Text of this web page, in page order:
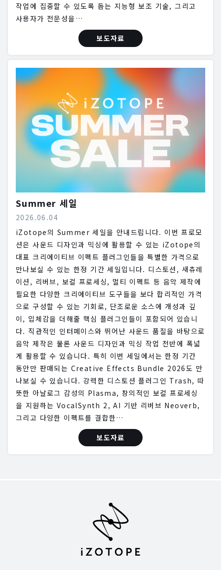
작업에 집중할 수 있도록 돕는 지능형 보조 기술, 그리고
사용자가 전문성을…
보도자료
Summer 세일
2026.06.04
iZotope의 Summer 세일을 안내드립니다. 이번 프로모
션은 사운드 디자인과 믹싱에 활용할 수 있는 iZotope의
대표 크리에이티브 이펙트 플러그인들을 특별한 가격으로
만나보실 수 있는 한정 기간 세일입니다. 디스토션, 새츄레
이션, 리버브, 보컬 프로세싱, 멀티 이펙트 등 음악 제작에
필요한 다양한 크리에이티브 도구들을 보다 합리적인 가격
으로 구성할 수 있는 기회로, 단조로운 소스에 개성과 깊
이, 입체감을 더해줄 핵심 플러그인들이 포함되어 있습니
다. 직관적인 인터페이스와 뛰어난 사운드 품질을 바탕으로
음악 제작은 물론 사운드 디자인과 믹싱 작업 전반에 폭넓
게 활용할 수 있습니다. 특히 이번 세일에서는 한정 기간
동안만 판매되는 Creative Effects Bundle 2026도 만
나보실 수 있습니다. 강력한 디스토션 플러그인 Trash, 따
뜻한 아날로그 감성의 Plasma, 창의적인 보컬 프로세싱
을 지원하는 VocalSynth 2, AI 기반 리버브 Neoverb,
그리고 다양한 이펙트를 결합한…
보도자료